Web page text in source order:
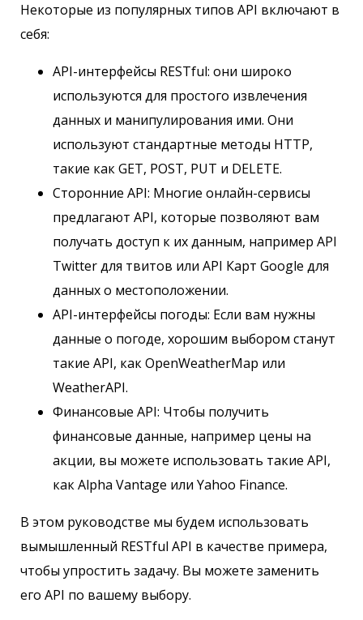
Некоторые из популярных типов API включают в
себя:
API-интерфейсы RESTful: они широко
используются для простого извлечения
данных и манипулирования ими. Они
используют стандартные методы HTTP,
такие как GET, POST, PUT и DELETE.
Сторонние API: Многие онлайн-сервисы
предлагают API, которые позволяют вам
получать доступ к их данным, например API
Twitter для твитов или API Карт Google для
данных о местоположении.
API-интерфейсы погоды: Если вам нужны
данные о погоде, хорошим выбором станут
такие API, как OpenWeatherMap или
WeatherAPI.
Финансовые API: Чтобы получить
финансовые данные, например цены на
акции, вы можете использовать такие API,
как Alpha Vantage или Yahoo Finance.
В этом руководстве мы будем использовать
вымышленный RESTful API в качестве примера,
чтобы упростить задачу. Вы можете заменить
его API по вашему выбору.